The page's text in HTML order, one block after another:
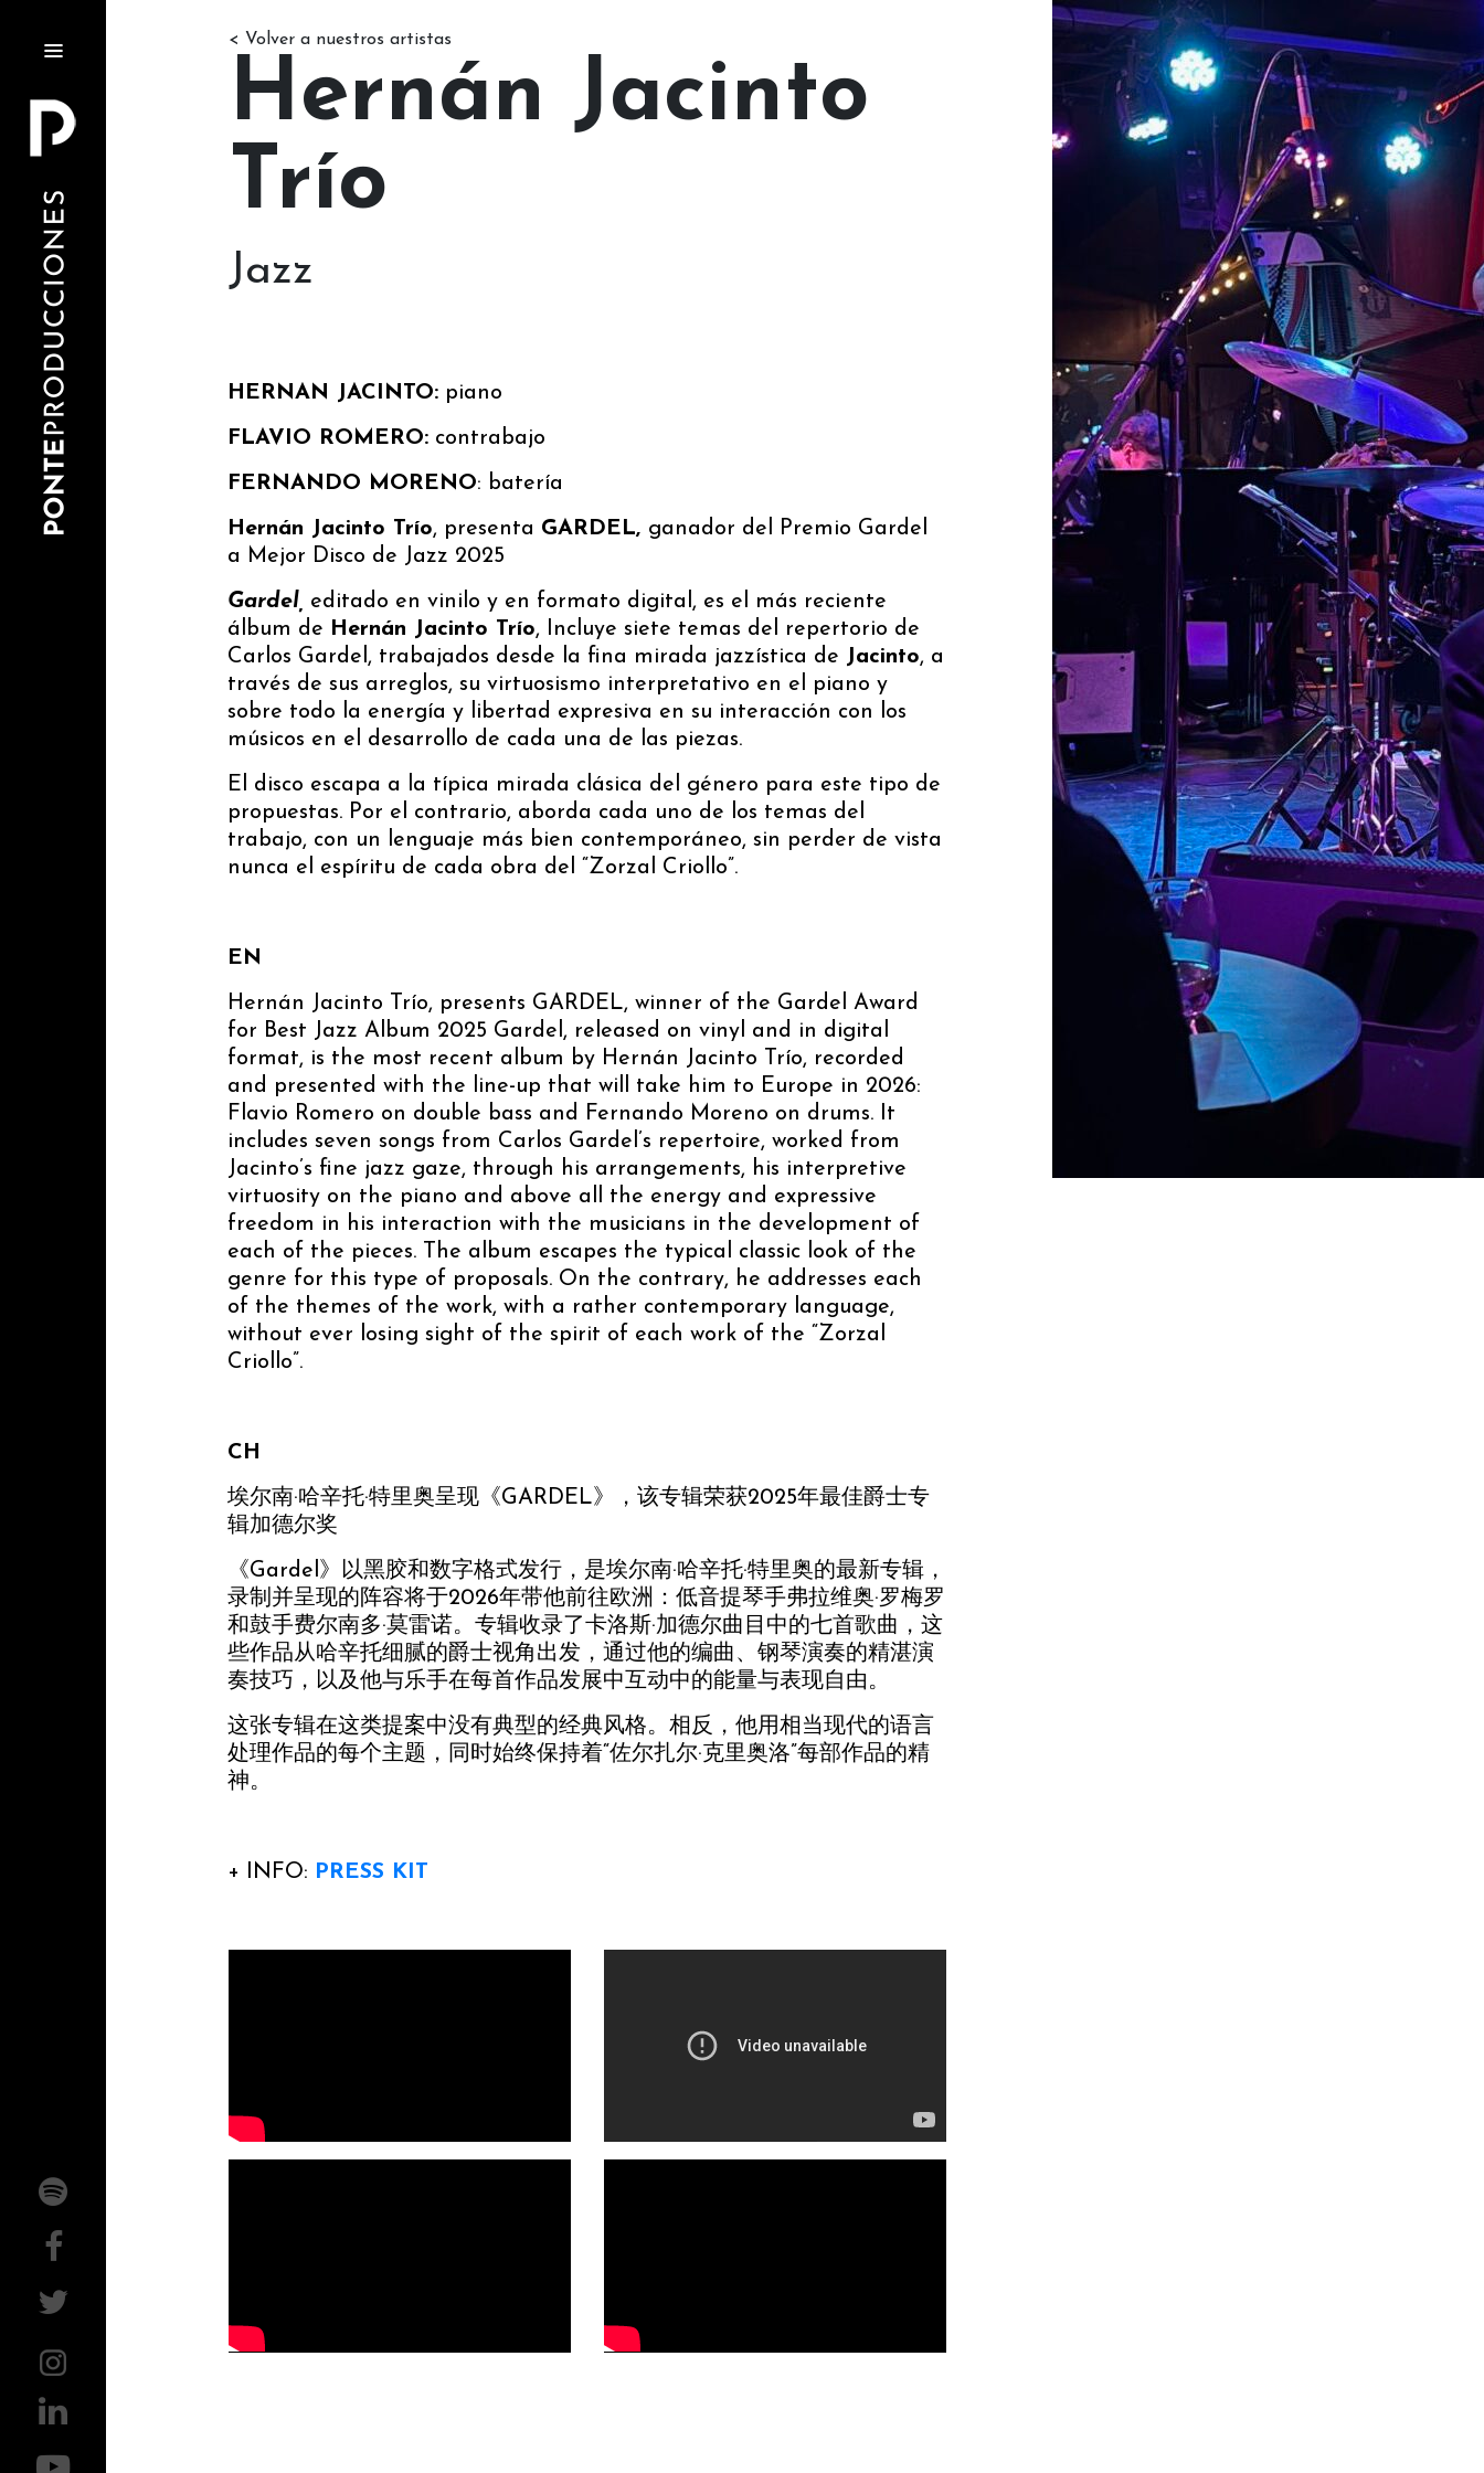
< Volver a nuestros artistas
Hernán Jacinto
Trío
Jazz
HERNAN JACINTO: piano
FLAVIO ROMERO: contrabajo
FERNANDO MORENO: batería
Hernán Jacinto Trío, presenta GARDEL, ganador del Premio Gardel
a Mejor Disco de Jazz 2025
Gardel, editado en vinilo y en formato digital, es el más reciente
álbum de Hernán Jacinto Trío, Incluye siete temas del repertorio de
Carlos Gardel, trabajados desde la fina mirada jazzística de Jacinto, a
través de sus arreglos, su virtuosismo interpretativo en el piano y
sobre todo la energía y libertad expresiva en su interacción con los
músicos en el desarrollo de cada una de las piezas.
El disco escapa a la típica mirada clásica del género para este tipo de
propuestas. Por el contrario, aborda cada uno de los temas del
trabajo, con un lenguaje más bien contemporáneo, sin perder de vista
nunca el espíritu de cada obra del “Zorzal Criollo”.
EN
Hernán Jacinto Trío, presents GARDEL, winner of the Gardel Award
for Best Jazz Album 2025 Gardel, released on vinyl and in digital
format, is the most recent album by Hernán Jacinto Trío, recorded
and presented with the line-up that will take him to Europe in 2026:
Flavio Romero on double bass and Fernando Moreno on drums. It
includes seven songs from Carlos Gardel’s repertoire, worked from
Jacinto’s fine jazz gaze, through his arrangements, his interpretive
virtuosity on the piano and above all the energy and expressive
freedom in his interaction with the musicians in the development of
each of the pieces. The album escapes the typical classic look of the
genre for this type of proposals. On the contrary, he addresses each
of the themes of the work, with a rather contemporary language,
without ever losing sight of the spirit of each work of the “Zorzal
Criollo”.
CH
埃尔南·哈辛托·特里奥呈现《GARDEL》，该专辑荣获2025年最佳爵士专
辑加德尔奖
《Gardel》以黑胶和数字格式发行，是埃尔南·哈辛托·特里奥的最新专辑，
录制并呈现的阵容将于2026年带他前往欧洲：低音提琴手弗拉维奥·罗梅罗
和鼓手费尔南多·莫雷诺。专辑收录了卡洛斯·加德尔曲目中的七首歌曲，这
些作品从哈辛托细腻的爵士视角出发，通过他的编曲、钢琴演奏的精湛演
奏技巧，以及他与乐手在每首作品发展中互动中的能量与表现自由。
这张专辑在这类提案中没有典型的经典风格。相反，他用相当现代的语言
处理作品的每个主题，同时始终保持着“佐尔扎尔·克里奥洛”每部作品的精
神。
+ INFO: PRESS KIT